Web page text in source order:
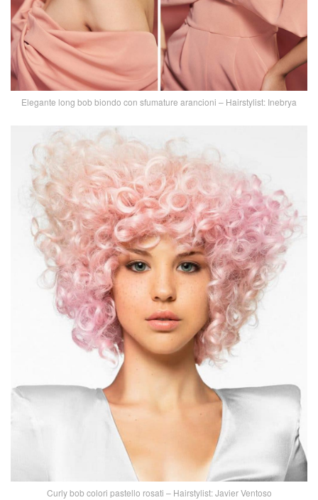
Elegante long bob biondo con sfumature arancioni – Hairstylist: Inebrya
Curly bob colori pastello rosati – Hairstylist: Javier Ventoso